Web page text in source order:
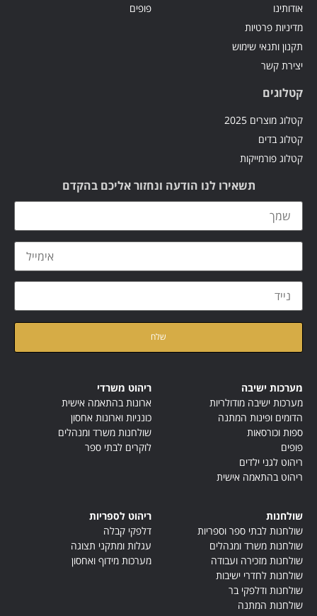
אודותינו
מדיניות פרטיות
תקנון ותנאי שימוש
יצירת קשר
פופים
קטלוגים
קטלוג מוצרים 2025
קטלוג בדים
קטלוג פורמייקות
תשאירו לנו הודעה ונחזור אליכם בהקדם
מדיניות הפרטיות
מערכות ישיבה
מערכות ישיבה מודולריות
הדומים ופינות המתנה
ספות וכורסאות
פופים
ריהוט לגני ילדים
ריהוט בהתאמה אישית
ריהוט משרדי
ארונות בהתאמה אישית
כונניות וארונות אחסון
שולחנות משרד ומנהלים
לוקרים לבתי ספר
שולחנות
שולחנות לבתי ספר וספריות
שולחנות משרד ומנהלים
שולחנות מזכירה ועבודה
שולחנות לחדרי ישיבות
שולחנות ודלפקי בר
שולחנות המתנה
ריהוט לספריות
דלפקי קבלה
עגלות ומתקני תצוגה
מערכות מידוף ואחסון